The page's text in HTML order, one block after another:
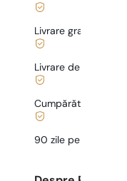
Livrare gratuită de la
Livrare de la
Cumpărături și plăți
90 zile pentru a